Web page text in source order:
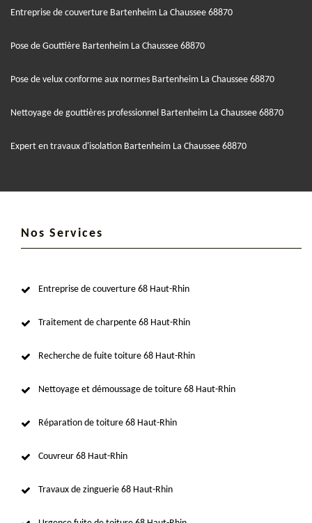
Entreprise de couverture Bartenheim La Chaussee 68870
Pose de Gouttière Bartenheim La Chaussee 68870
Pose de velux conforme aux normes Bartenheim La Chaussee 68870
Nettoyage de gouttières professionnel Bartenheim La Chaussee 68870
Expert en travaux d'isolation Bartenheim La Chaussee 68870
Nos Services
Entreprise de couverture 68 Haut-Rhin
Traitement de charpente 68 Haut-Rhin
Recherche de fuite toiture 68 Haut-Rhin
Nettoyage et démoussage de toiture 68 Haut-Rhin
Réparation de toiture 68 Haut-Rhin
Couvreur 68 Haut-Rhin
Travaux de zinguerie 68 Haut-Rhin